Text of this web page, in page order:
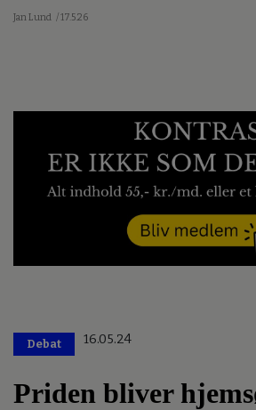
Jan Lund / 17.5.26
Debat 16.05.24
Priden bliver